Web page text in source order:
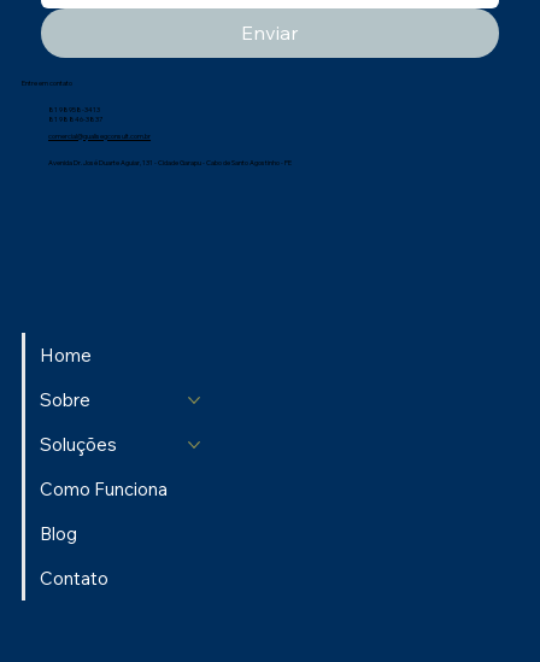
Enviar
Home
Sobre
Soluções
Como Funciona
Blog
Contato
Entre em contato
81 98958-3413
81 98846-3837
comercial@qualisegconsult.com.br
Avenida Dr. José Duarte Aguiar, 131 - Cidade Garapu - Cabo de Santo Agostinho - PE